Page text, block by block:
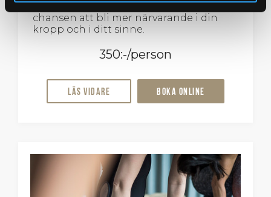
meditativ och där du som elev erbjuds
chansen att bli mer närvarande i din
kropp och i ditt sinne.
350:-/person
Läs vidare Boka online